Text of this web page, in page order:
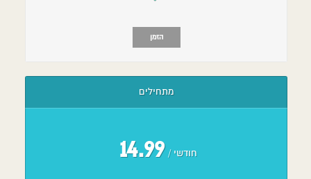
הזמן
מתחילים
14.99 / חודשי